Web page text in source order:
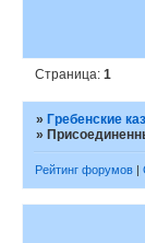
Страница:1
» Гребенские
»
Рейтинг форумов |